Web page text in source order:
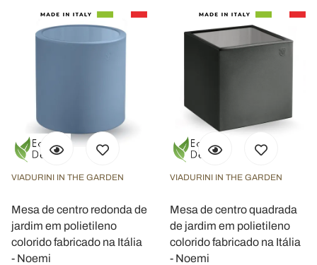
VIADURINI IN THE GARDEN
Mesa de centro redonda de
jardim em polietileno
colorido fabricado na Itália
- Noemi
VIADURINI IN THE GARDEN
Mesa de centro quadrada
de jardim em polietileno
colorido fabricado na Itália
- Noemi